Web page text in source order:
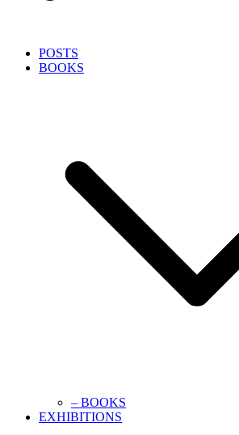
POSTS
BOOKS
– BOOKS
EXHIBITIONS